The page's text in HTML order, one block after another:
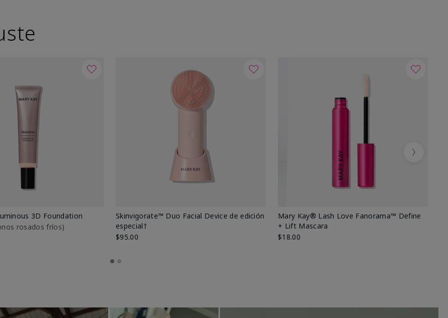
3D Foundation
rosados fríos)
Skinvigorate™ Duo Facial Device de edición
especial†
$95.00
Mary Kay® Lash Love Fanorama™ Define
+ Lift Mascara
$18.00
Next